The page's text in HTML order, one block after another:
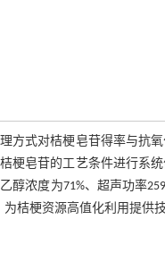
方式对桔梗皂苷得率与抗
梗皂苷的工艺条件进行系
浓度为71%、超声功率
桔梗资源高值化利用提供技